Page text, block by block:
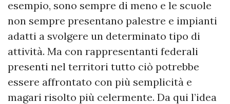
esempio, sono sempre di meno e le scuole
non sempre presentano palestre e impianti
adatti a svolgere un determinato tipo di
attività. Ma con rappresentanti federali
presenti nel territori tutto ciò potrebbe
essere affrontato con più semplicità e
magari risolto più celermente. Da qui l’idea